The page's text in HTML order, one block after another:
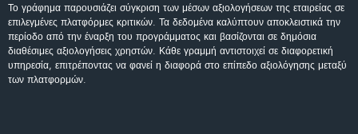
Το γράφημα παρουσιάζει σύγκριση των μέσων αξιολογήσεων της εταιρείας σε
επιλεγμένες πλατφόρμες κριτικών. Τα δεδομένα καλύπτουν αποκλειστικά την
περίοδο από την έναρξη του προγράμματος και βασίζονται σε δημόσια
διαθέσιμες αξιολογήσεις χρηστών. Κάθε γραμμή αντιστοιχεί σε διαφορετική
υπηρεσία, επιτρέποντας να φανεί η διαφορά στο επίπεδο αξιολόγησης μεταξύ
των πλατφορμών.